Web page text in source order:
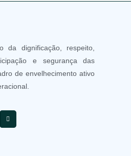
da dignificação, respeito,
e segurança das
de envelhecimento ativo